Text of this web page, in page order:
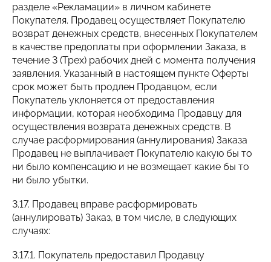
разделе «Рекламации» в личном кабинете
Покупателя. Продавец осуществляет Покупателю
возврат денежных средств, внесенных Покупателем
в качестве предоплаты при оформлении Заказа, в
течение 3 (Трех) рабочих дней с момента получения
заявления. Указанный в настоящем пункте Оферты
срок может быть продлен Продавцом, если
Покупатель уклоняется от предоставления
информации, которая необходима Продавцу для
осуществления возврата денежных средств. В
случае расформирования (аннулирования) Заказа
Продавец не выплачивает Покупателю какую бы то
ни было компенсацию и не возмещает какие бы то
ни было убытки.
3.17. Продавец вправе расформировать
(аннулировать) Заказ, в том числе, в следующих
случаях:
3.17.1. Покупатель предоставил Продавцу